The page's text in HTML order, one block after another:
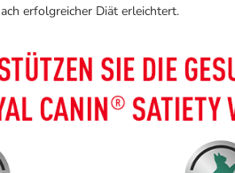
erfolgreicher Diät erleichtert.